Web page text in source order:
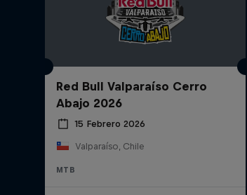
Red Bull Valparaíso Cerro
Abajo 2026
15 Febrero 2026
Valparaíso, Chile
MTB